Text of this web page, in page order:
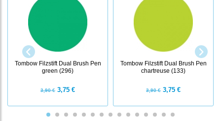
Tombow Filzstift Dual Brush Pen
green (296)
3,90 € 3,75 €
Tombow Filzstift Dual Brush Pen
chartreuse (133)
3,90 € 3,75 €